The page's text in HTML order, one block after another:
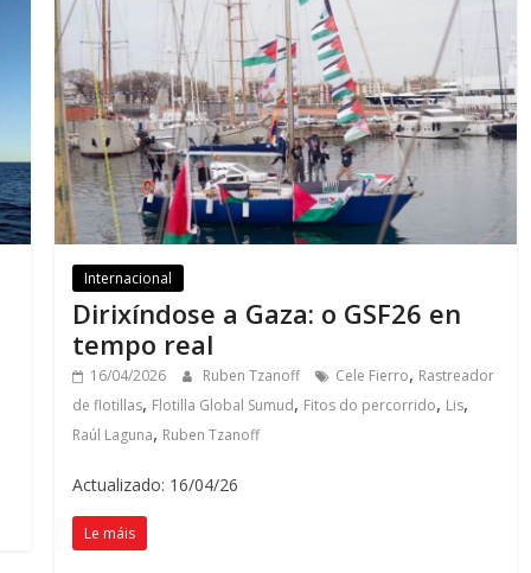
Internacional
Dirixíndose a Gaza: o GSF26 en
tempo real
16/04/2026 Ruben Tzanoff Cele Fierro, Rastreador
de flotillas, Flotilla Global Sumud, Fitos do percorrido, Lis,
Raúl Laguna, Ruben Tzanoff
Actualizado: 16/04/26
Le máis